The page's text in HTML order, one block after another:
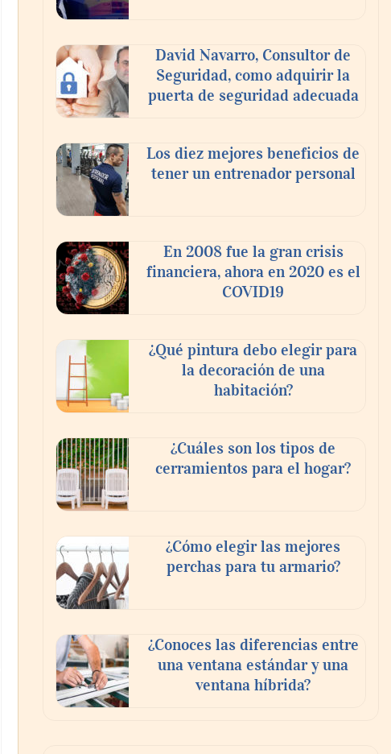
David Navarro, Consultor de
Seguridad, como adquirir la
puerta de seguridad adecuada
Los diez mejores beneficios de
tener un entrenador personal
En 2008 fue la gran crisis
financiera, ahora en 2020 es el
COVID19
¿Qué pintura debo elegir para
la decoración de una
habitación?
¿Cuáles son los tipos de
cerramientos para el hogar?
¿Cómo elegir las mejores
perchas para tu armario?
¿Conoces las diferencias entre
una ventana estándar y una
ventana híbrida?